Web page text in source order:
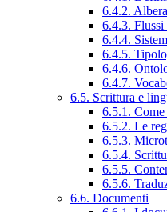
6.4.2.
6.4.3.
6.4.4.
6.4.5.
6.4.6.
6.4.7.
6.5. Scrittura e
6.5.1.
6.5.2. Le
6.5.3.
6.5.4.
6.5.5.
6.5.6.
6.6. Documenti